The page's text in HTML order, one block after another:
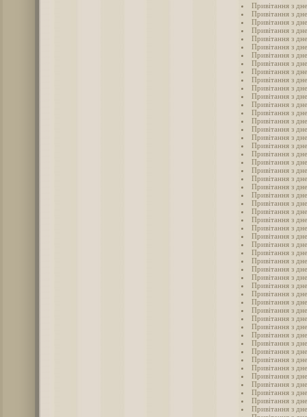
Привітання з
Привітання з
Привітання з
Привітання з
Привітання з
Привітання з
Привітання з
Привітання з
Привітання з
Привітання з
Привітання з
Привітання з
Привітання з
Привітання з
Привітання з
Привітання з
Привітання з
Привітання з
Привітання з
Привітання з
Привітання з
Привітання з
Привітання з
Привітання з
Привітання з
Привітання з
Привітання з
Привітання з
Привітання з
Привітання з
Привітання з
Привітання з
Привітання з
Привітання з
Привітання з
Привітання з
Привітання з
Привітання з
Привітання з
Привітання з
Привітання з
Привітання з
Привітання з
Привітання з
Привітання з
Привітання з
Привітання з
Привітання з
Привітання з
Привітання з